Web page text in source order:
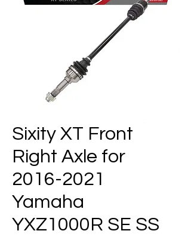
Sixity XT Front
Right Axle for
2016-2021
Yamaha
YXZ1000R SE SS